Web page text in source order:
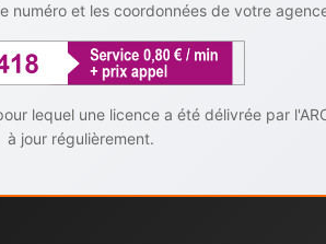
numéro et les coordonnées de votre
lequel une licence a été délivrée par
à jour régulièrement.